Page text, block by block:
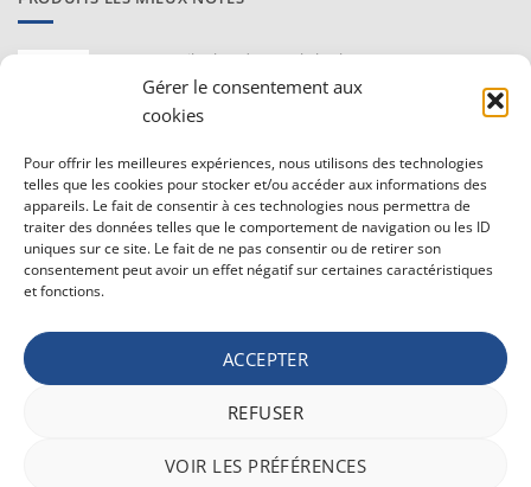
Gérer le consentement aux
cookies
Pour offrir les meilleures expériences, nous utilisons des technologies
telles que les cookies pour stocker et/ou accéder aux informations des
appareils. Le fait de consentir à ces technologies nous permettra de
traiter des données telles que le comportement de navigation ou les ID
uniques sur ce site. Le fait de ne pas consentir ou de retirer son
consentement peut avoir un effet négatif sur certaines caractéristiques
et fonctions.
ACCEPTER
REFUSER
VOIR LES PRÉFÉRENCES
Proraso Huile chaude pour la barbe
10,30€ TVAC
Barburys Bloc d'alun 75 gr
7,20€ TVAC
CONDITIONS GÉNÉRALE DE VENTE ET VIE PRIVÉE
Vie privée
Politique de confidentialité
MasterCard